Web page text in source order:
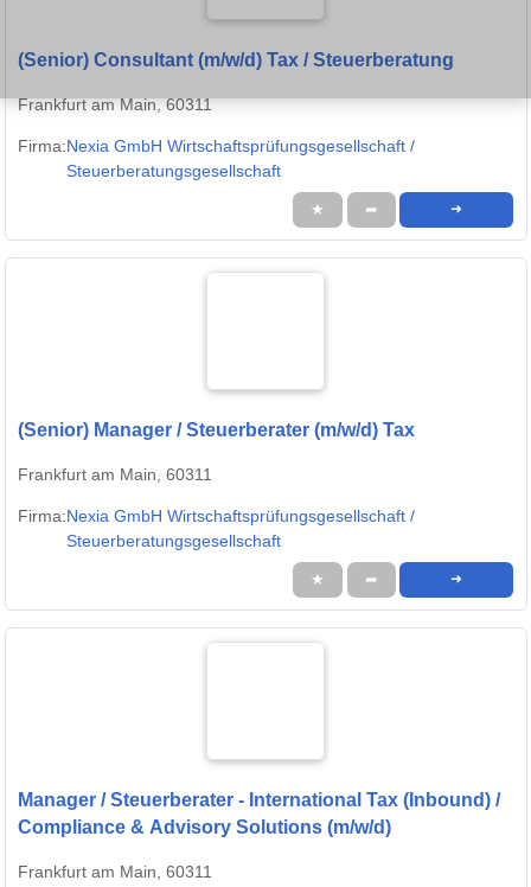
(Senior) Consultant (m/w/d) Tax / Steuerberatung
Frankfurt am Main, 60311
Firma:Nexia GmbH Wirtschaftsprüfungsgesellschaft /
Steuerberatungsgesellschaft
★ ➦ ➜
(Senior) Manager / Steuerberater (m/w/d) Tax
Frankfurt am Main, 60311
Firma:Nexia GmbH Wirtschaftsprüfungsgesellschaft /
Steuerberatungsgesellschaft
★ ➦ ➜
Manager / Steuerberater - International Tax (Inbound) /
Compliance & Advisory Solutions (m/w/d)
Frankfurt am Main, 60311